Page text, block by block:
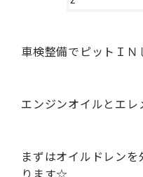
車検整備でピットＩ
エンジンオイルとエ
まずはオイルドレン